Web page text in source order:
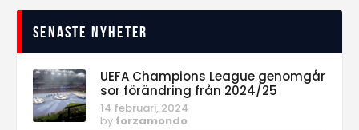
Senaste nyheter
UEFA Champions League genomgår
sor förändring från 2024/25
14 februari, 2024
by forzamondo